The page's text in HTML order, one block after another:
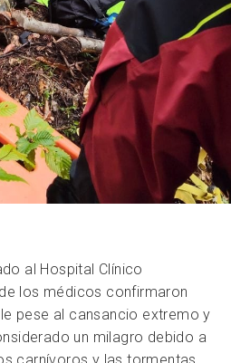
al Hospital Clínico
los médicos confirmaron
pese al cansancio extremo y
un milagro debido a